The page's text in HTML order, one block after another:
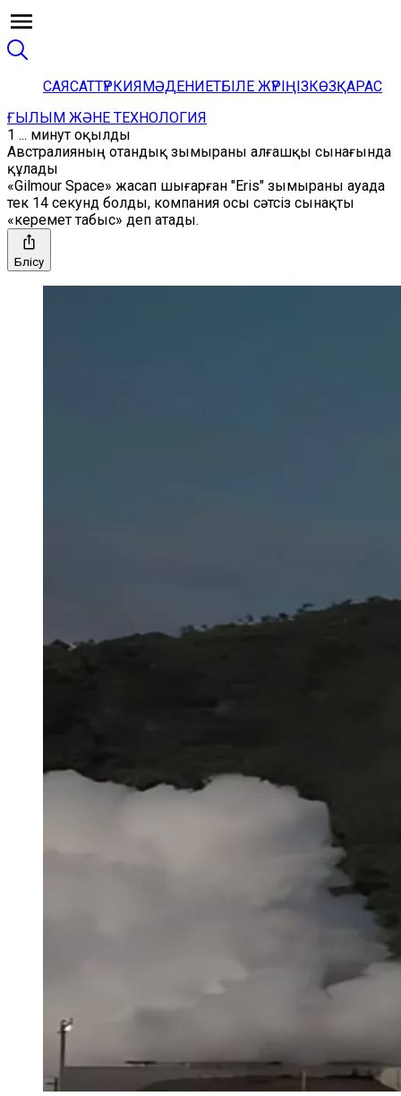
САЯСАТТҮРКИЯМӘДЕНИЕТБІЛЕ ЖҮРІҢІЗКӨЗҚАРАС
ҒЫЛЫМ ЖӘНЕ ТЕХНОЛОГИЯ
1 ... минут оқылды
Австралияның отандық зымыраны алғашқы сынағында
құлады
«Gilmour Space» жасап шығарған "Eris" зымыраны ауада
тек 14 секунд болды, компания осы сәтсіз сынақты
«керемет табыс» деп атады.
Бөлісу